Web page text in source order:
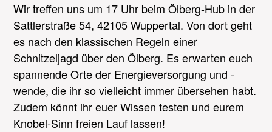
Wir treffen uns um 17 Uhr beim Ölberg-Hub in der
Sattlerstraße 54, 42105 Wuppertal. Von dort geht
es nach den klassischen Regeln einer
Schnitzeljagd über den Ölberg. Es erwarten euch
spannende Orte der Energieversorgung und -
wende, die ihr so vielleicht immer übersehen habt.
Zudem könnt ihr euer Wissen testen und eurem
Knobel-Sinn freien Lauf lassen!